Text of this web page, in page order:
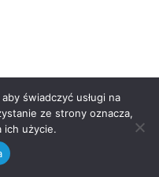
WordPress
świadczyć usługi na
ze strony oznacza,
ich użycie.